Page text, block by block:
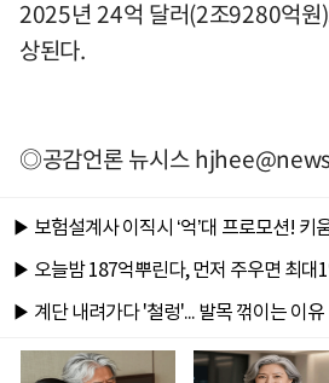
2025년 24억 달러(2조9280억원
상된다.
◎공감언론 뉴시스